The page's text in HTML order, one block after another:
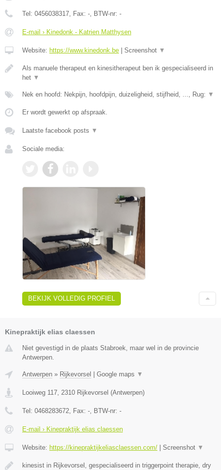
Tel: 0456038317, Fax: -, BTW-nr: -
E-mail › Kinedonk - Katrien Matthysen
Website: https://www.kinedonk.be Screenshot ▼
Als manuele therapeut en kinesitherapeut ben ik gespecialiseerd in
het ▼
Nek en hoofd: Nekpijn, hoofdpijn, duizeligheid, stijfheid, ..., Rug: ▼
Er wordt gewerkt op afspraak.
Laatste facebook posts ▼
Sociale media:
BEKIJK VOLLEDIG PROFIEL
Kinepraktijk elias claessen
Niet gevestigd in de plaats Stabroek, maar wel in de provincie
Antwerpen.
Antwerpen » Rijkevorsel | Google maps ▼
Looiweg 117 2310 Rijkevorsel (Antwerpen)
Tel: 0468283672 , Fax: - , BTW-nr: -
E-mail › Kinepraktijk elias claessen
Website: https://kinepraktijkeliasclaessen.com/ | Screenshot ▼
kinesist in Rijkevorsel, gespecialiseerd in triggerpoint therapie, dry